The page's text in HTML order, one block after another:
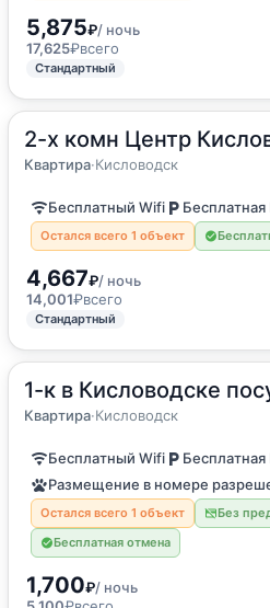
5,875₽/ ночь
17,625₽всего
Стандартный
2-х комн Центр
Квартира·Кисловодск
52м 2·4 гостя
Квартира
Бесплатный Wifi Бесплатная
Остался всего 1 объект
4,667₽/ ночь
14,001₽всего
Стандартный
1-к в Кисловодске
Квартира·Кисловодск
35 м2
до 5 гостей
Квартира
Бесплатный Wifi
Бесплатная
Размещение в номере
Остался всего 1 объект
Без
Бесплатная отмена
1,700₽/ ночь